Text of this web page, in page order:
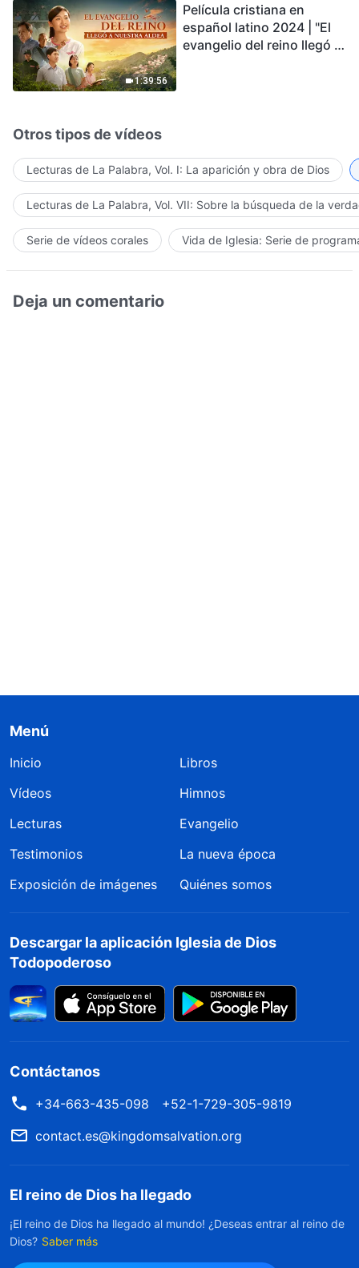
1:39:56
Película cristiana en
español latino 2024 | "El
evangelio del reino llegó a
Otros tipos de vídeos
Lecturas de La Palabra, Vol. I: La aparición y obra de Dios
Lecturas de La Palabra, Vol. VII: Sobre la búsqueda de la
Serie de vídeos corales Vida de Iglesia: Serie de
Deja un comentario
Menú
Inicio
Libros
Vídeos
Himnos
Lecturas
Evangelio
Testimonios
La nueva época
Exposición de imágenes
Quiénes somos
Descargar la aplicación Iglesia de Dios
Todopoderoso
Contáctanos
+34-663-435-098
+52-1-729-305-9819
contact.es@kingdomsalvation.org
El reino de Dios ha llegado
¡El reino de Dios ha llegado al mundo! ¿Deseas entrar al reino de
Dios? Saber más